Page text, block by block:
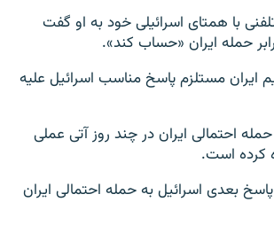
با همتای اسرائیلی خود به او گفت
حمله ایران «حساب کند».
ایران مستلزم پاسخ مناسب اسرائیل علیه
احتمالی ایران در چند روز آتی عملی
کرده است.
بعدی اسرائیل به حمله احتمالی ایران